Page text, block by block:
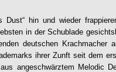
Dust“ hin und wieder
in der Schublade
deutschen
ihrer Zunft seit dem
angeschwärztem Melodic